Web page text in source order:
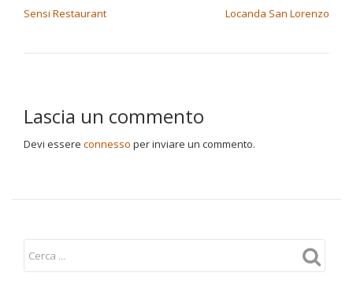
Sensi Restaurant Locanda San Lorenzo
Lascia un commento
Devi essere connesso per inviare un commento.